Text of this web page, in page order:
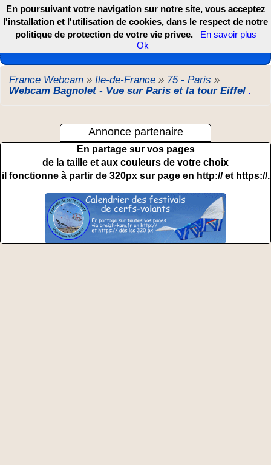
Les webcams de France, DOM TOM et COM
France Webcam » Ile-de-France » 75 - Paris »
Webcam Bagnolet - Vue sur Paris et la tour Eiffel .
Annonce partenaire
En partage sur vos pages
de la taille et aux couleurs de votre choix
il fonctionne à partir de 320px sur page en http:// et https://.
En poursuivant votre navigation sur notre site, vous acceptez
l'installation et l'utilisation de cookies, dans le respect de notre
politique de protection de votre vie privee.
En savoir plus
Ok